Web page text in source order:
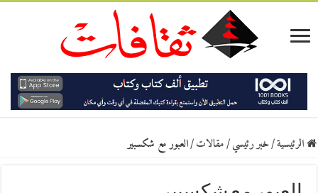
الرئيسية/خبر رئيسي/مقالات/العبور مع شكسبير